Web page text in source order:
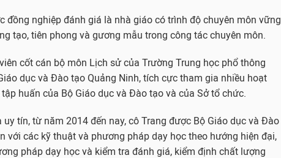
đồng nghiệp đánh giá là nhà giáo có trình độ chuyên môn vững
tạo, tiên phong và gương mẫu trong công tác chuyên môn.
cốt cán bộ môn Lịch sử của Trường Trung học phổ thông
dục và Đào tạo Quảng Ninh, tích cực tham gia nhiều hoạt
huấn của Bộ Giáo dục và Đào tạo và của Sở tổ chức.
tín, từ năm 2014 đến nay, cô Trang được Bộ Giáo dục và Đào
với các kỹ thuật và phương pháp dạy học theo hướng hiện đại,
pháp dạy học và kiểm tra đánh giá, kiểm định chất lượng